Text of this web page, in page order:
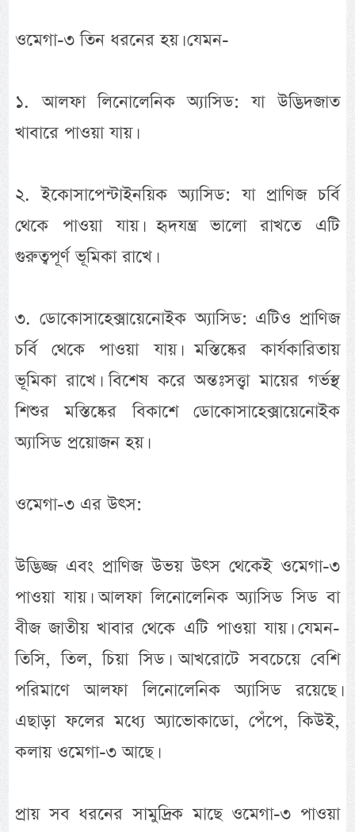
ওমেগা-৩ তিন ধরনের হয়। যেমন-
১. আলফা লিনোলেনিক অ্যাসিড: যা উদ্ভিদজাত
খাবারে পাওয়া যায়।
২. ইকোসাপেন্টাইনয়িক অ্যাসিড: যা প্রাণিজ চর্বি
থেকে পাওয়া যায়। হৃদযন্ত্র ভালো রাখতে এটি
গুরুত্বপূর্ণ ভূমিকা রাখে।
৩. ডোকোসাহেক্সায়েনোইক অ্যাসিড: এটিও প্রাণিজ
চর্বি থেকে পাওয়া যায়। মস্তিষ্কের কার্যকারিতায়
ভূমিকা রাখে। বিশেষ করে অন্তঃসত্ত্বা মায়ের গর্ভস্থ
শিশুর মস্তিষ্কের বিকাশে ডোকোসাহেক্সায়েনোইক
অ্যাসিড প্রয়োজন হয়।
ওমেগা-৩ এর উৎস:
উদ্ভিজ্জ এবং প্রাণিজ উভয় উৎস থেকেই ওমেগা-৩
পাওয়া যায়। আলফা লিনোলেনিক অ্যাসিড সিড বা
বীজ জাতীয় খাবার থেকে এটি পাওয়া যায়। যেমন-
তিসি, তিল, চিয়া সিড। আখরোটে সবচেয়ে বেশি
পরিমাণে আলফা লিনোলেনিক অ্যাসিড রয়েছে।
এছাড়া ফলের মধ্যে অ্যাভোকাডো, পেঁপে, কিউই,
কলায় ওমেগা-৩ আছে।
প্রায় সব ধরনের সামুদ্রিক মাছে ওমেগা-৩ পাওয়া